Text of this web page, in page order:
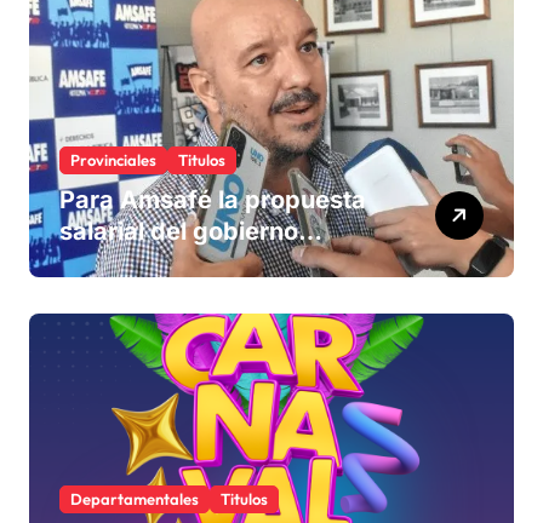
Provinciales Titulos
Para Amsafé la propuesta
salarial del gobierno
«queda corta» y el viernes
rechaza
Departamentales Titulos